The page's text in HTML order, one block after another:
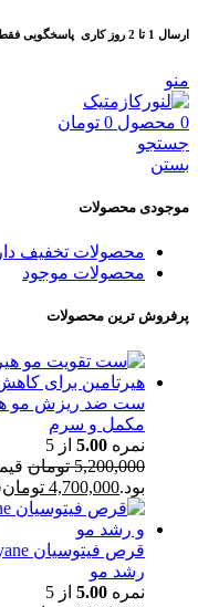
ارسال 1 تا 2 روز کاری پاسخگویی
منو
0 محصول 0 تومان
جستجو
بستن
موجودی محصولات
محصولات تخفیف دار
محصولات موجود
پرفروش ترین محصولات
ست ضد ریزش مو
مکمل و سرم
نمره 5.00 از 5
5,200,000 تومان
بود.4,700,000 تومان
رشد مو
نمره 5.00 از 5